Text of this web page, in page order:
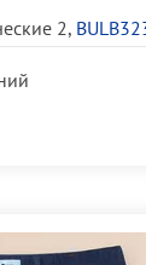
2,